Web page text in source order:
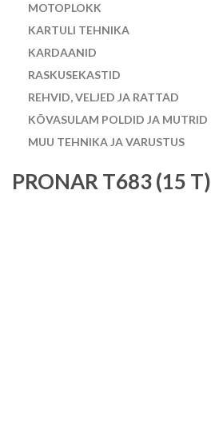
MOTOPLOKK
KARTULI TEHNIKA
KARDAANID
RASKUSEKASTID
REHVID, VELJED JA RATTAD
KÕVASULAM POLDID JA MUTRID
MUU TEHNIKA JA VARUSTUS
PRONAR T683 (15 T)